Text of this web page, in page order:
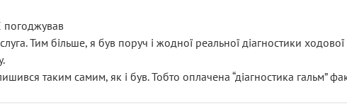
погоджував
Тим більше, я був поруч і жодної реальної діагностики
таким самим, як і був. Тобто оплачена “діагностика гальм”